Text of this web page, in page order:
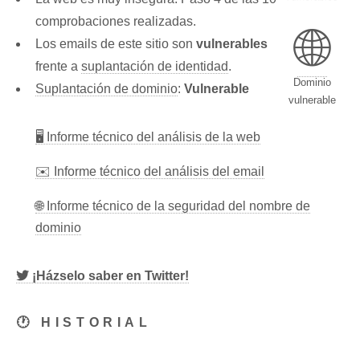
🌐
Dominio
vulnerable
comprobaciones realizadas.
Los emails de este sitio son vulnerables
frente a suplantación de identidad.
Suplantación de dominio: Vulnerable
🖥 Informe técnico del análisis de la web
✉️ Informe técnico del análisis del email
🌐 Informe técnico de la seguridad del nombre de
dominio
¡Házselo saber en Twitter!
🕐 HISTORIAL